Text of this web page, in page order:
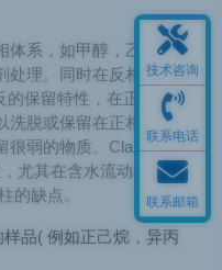
体系，如甲醇，乙腈和
处理。同时在反相体系
保留特性，在正相体系
洗脱或保留在正相条件
很弱的物质。Claricep
尤其在含水流动相中具
的缺点。
品( 例如正己烷，异丙
技术咨询
联系电话
联系邮箱